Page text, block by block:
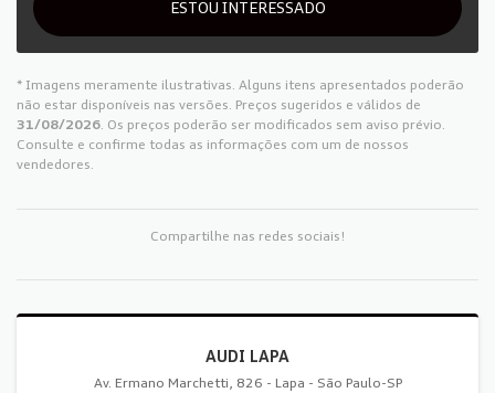
ESTOU INTERESSADO
* Imagens meramente ilustrativas. Alguns itens apresentados poderão
não estar disponíveis nas versões. Preços sugeridos e válidos de
31/08/2026. Os preços poderão ser modificados sem aviso prévio.
Consulte e confirme todas as informações com um de nossos
vendedores.
Compartilhe nas redes sociais!
AUDI LAPA
Av. Ermano Marchetti, 826 - Lapa - São Paulo-SP